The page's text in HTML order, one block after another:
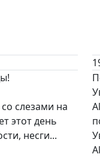
слезами на
этот день
несги...